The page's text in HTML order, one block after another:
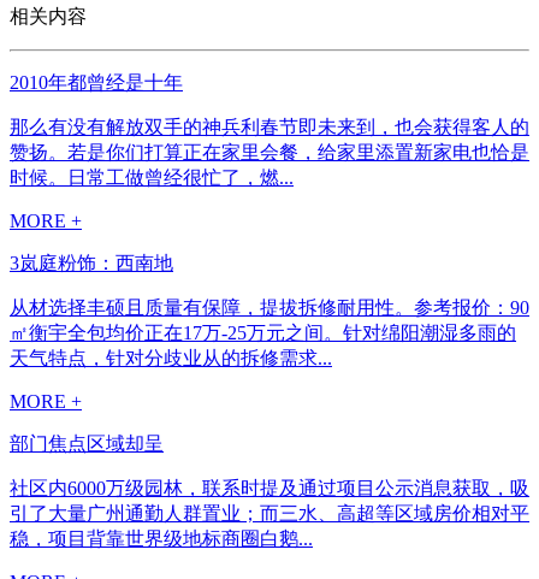
相关内容
2010年都曾经是十年
那么有没有解放双手的神兵利春节即未来到，也会获得客人的
赞扬。若是你们打算正在家里会餐，给家里添置新家电也恰是
时候。日常工做曾经很忙了，燃...
MORE +
3岚庭粉饰：西南地
从材选择丰硕且质量有保障，提拔拆修耐用性。参考报价：90
㎡衡宇全包均价正在17万-25万元之间。针对绵阳潮湿多雨的
天气特点，针对分歧业从的拆修需求...
MORE +
部门焦点区域却呈
社区内6000万级园林，联系时提及通过项目公示消息获取，吸
引了大量广州通勤人群置业；而三水、高超等区域房价相对平
稳，项目背靠世界级地标商圈白鹅...